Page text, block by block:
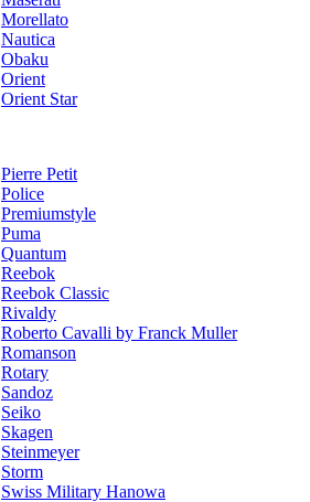
Morellato
Nautica
Obaku
Orient
Orient Star
Pierre Petit
Police
Premiumstyle
Puma
Quantum
Reebok
Reebok Classic
Rivaldy
Roberto Cavalli by Franck Muller
Romanson
Rotary
Sandoz
Seiko
Skagen
Steinmeyer
Storm
Swiss Military Hanowa